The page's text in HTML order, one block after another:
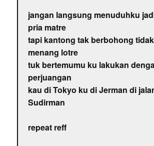
jangan langsung menuduhku
pria matre
tapi kantong tak berbohong
menang lotre
tuk bertemumu ku lakukan
perjuangan
kau di Tokyo ku di Jerman di
Sudirman
repeat reff